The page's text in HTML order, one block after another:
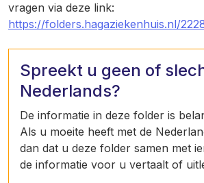
vragen via deze link:
https://folders.hagaziekenhuis.nl/
Spreekt u geen of
Nederlands?
De informatie in deze folder is
Als u moeite heeft met de
dan dat u deze folder samen met
de informatie voor u vertaalt of